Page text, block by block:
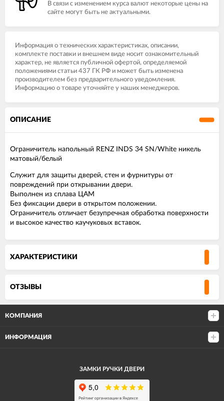
В связи с изменением курса валют некоторые цены на
сайте могут быть не актуальными.
Информация о технических характеристиках, описании,
комплекте поставки и внешнем виде носит ознакомительный
характер, не является публичной офертой, определяемой
положениями статьи 437 ГК РФ и может быть изменена
производителем без предварительного уведомления.
Информацию о товаре уточняйте у наших менеджеров.
ОПИСАНИЕ
Ограничитель напольный RENZ INDS 34 SN/White никель
матовый/белый
Служит для защиты дверей, стен и фурнитуры от
повреждений при открывании двери.
Выполнен из сплава ЦАМ
Без фиксации двери в открытом положении.
Ограничитель отличает безупречная обработка поверхности
и высокое качество каучуковых вставок.
ХАРАКТЕРИСТИКИ
ОТЗЫВЫ
КОМПАНИЯ
ИНФОРМАЦИЯ
ЗАМКИ РУЧКИ ДВЕРИ